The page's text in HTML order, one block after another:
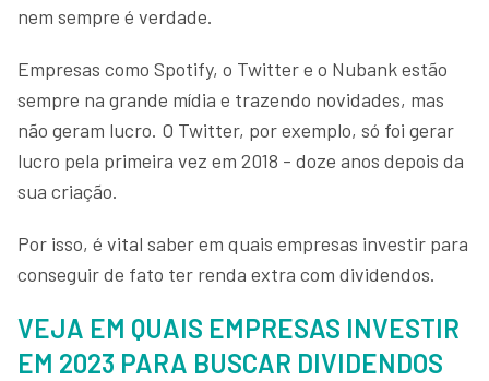
nem sempre é verdade.
Empresas como Spotify, o Twitter e o Nubank estão
sempre na grande mídia e trazendo novidades, mas
não geram lucro. O Twitter, por exemplo, só foi gerar
lucro pela primeira vez em 2018 - doze anos depois da
sua criação.
Por isso, é vital saber em quais empresas investir para
conseguir de fato ter renda extra com dividendos.
VEJA EM QUAIS EMPRESAS INVESTIR
EM 2023 PARA BUSCAR DIVIDENDOS